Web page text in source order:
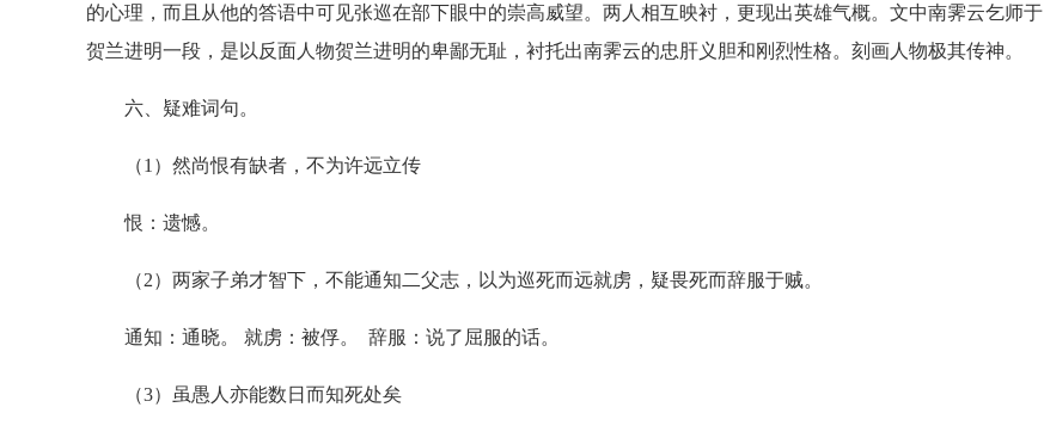
的心理，而且从他的答语中可见张巡在部下眼中的崇高威望。两人相互映衬，更现出英雄气概。文中南霁云乞师于
贺兰进明一段，是以反面人物贺兰进明的卑鄙无耻，衬托出南霁云的忠肝义胆和刚烈性格。刻画人物极其传神。
六、疑难词句。
（1）然尚恨有缺者，不为许远立传
恨：遗憾。
（2）两家子弟才智下，不能通知二父志，以为巡死而远就虏，疑畏死而辞服于贼。
通知：通晓。 就虏：被俘。 辞服：说了屈服的话。
（3）虽愚人亦能数日而知死处矣